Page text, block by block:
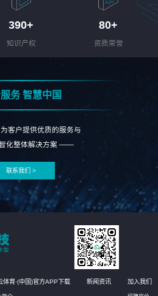
390+
知识产权
80+
资质荣誉
务 智慧中国
客户提供优质的服务与
化整体解决方案 ——
联系我们 >
体育·(中国)官方APP下载 新闻资讯 加入我们